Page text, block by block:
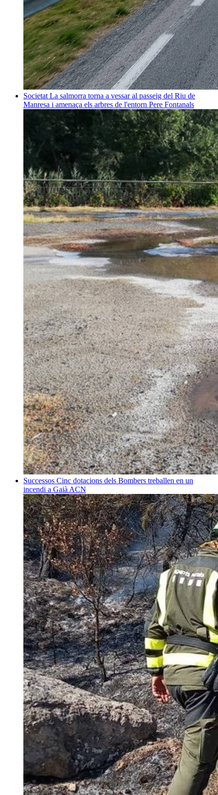
Societat La salmorra torna a vessar al passeig del Riu de
Manresa i amenaça els arbres de l'entorn Pere Fontanals
Successos Cinc dotacions dels Bombers treballen en un
incendi a Gaià ACN